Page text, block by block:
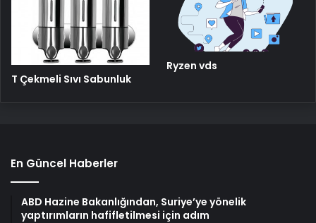
T Çekmeli Sıvı Sabunluk
Ryzen vds
En Güncel Haberler
ABD Hazine Bakanlığından, Suriye’ye yönelik
yaptırımların hafifletilmesi için adım